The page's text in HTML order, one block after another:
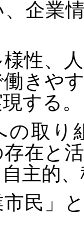
、企業
性、
きや
する。
の取り
存在と
主的
市民」